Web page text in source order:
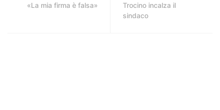
«La mia firma è falsa»
Trocino incalza il
sindaco